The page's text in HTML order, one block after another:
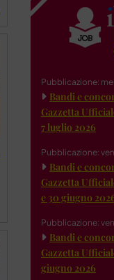
Pubblicazione:
Bandi e
Gazzetta
7 luglio 2026
Pubblicazione:
Bandi e
Gazzetta
e 30 giugno
Pubblicazione:
Bandi e
Gazzetta
giugno 2026